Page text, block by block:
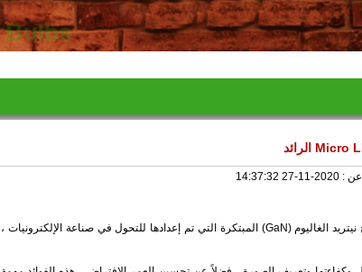
عن : 2020-11-27 14:37:32
أعلنت شركة Porotech التابعة لجامعة كامبريدج اليوم إطلاق أول منتج لها استنادًا إلى تقنية إنتاج نيتريد الغاليوم (GaN) المبتكرة التي تم إعدادها للتحول في صناعة الإلكترونيات ،